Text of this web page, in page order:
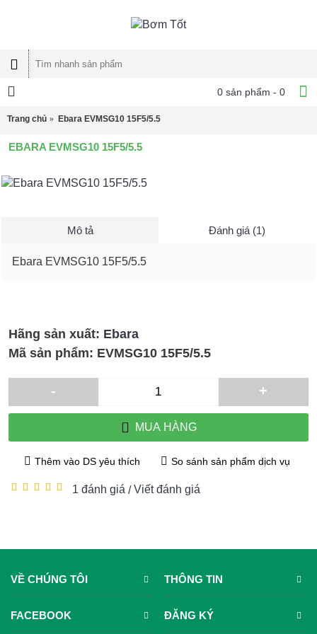
0 sản phẩm - 0
Trang chủ Ebara EVMSG10 15F5/5.5
EBARA EVMSG10 15F5/5.5
Mô tả Đánh giá (1)
Ebara EVMSG10 15F5/5.5
Hãng sản xuất: Ebara
Mã sản phẩm: EVMSG10 15F5/5.5
- +
MUA HÀNG
Thêm vào DS yêu thích So sánh sản phẩm dịch vụ
1 đánh giá /Viết đánh giá
VỀ CHÚNG TÔI THÔNG TIN
FACEBOOK ĐĂNG KÝ